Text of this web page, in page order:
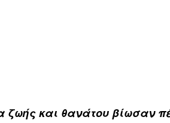
ζωής και θανάτου βίωσαν